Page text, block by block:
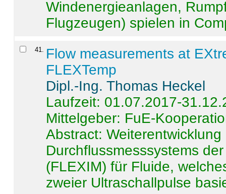
Windenergieanlagen,
Flugzeugen) spielen in
41. Flow measurements at
FLEXTemp
Dipl.-Ing. Thomas Heckel
Laufzeit: 01.07.2017-
Mittelgeber: FuE-
Abstract:
Durchflussmesssystems
(FLEXIM) für Fluide,
zweier Ultraschallpulse